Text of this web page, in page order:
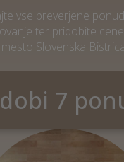
vse preverjene
ter pridobite
mesto Slovenska
7